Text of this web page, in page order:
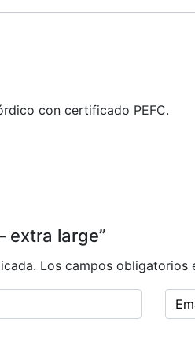
con certificado PEFC.
extra large”
Los campos obligatorios